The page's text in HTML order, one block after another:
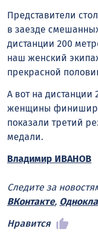
Представители
в заезде
дистанции 200
наш женский
прекрасной
А вот на
женщины
показали третий
медали.
Владимир ИВАНОВ
Следите за
ВКонтакте,
Нравится